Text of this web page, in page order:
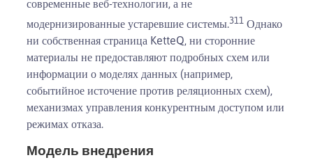
современные веб-технологии, а не
модернизированные устаревшие системы.311 Однако
ни собственная страница KetteQ, ни сторонние
материалы не предоставляют подробных схем или
информации о моделях данных (например,
событийное источение против реляционных схем),
механизмах управления конкурентным доступом или
режимах отказа.
Модель внедрения